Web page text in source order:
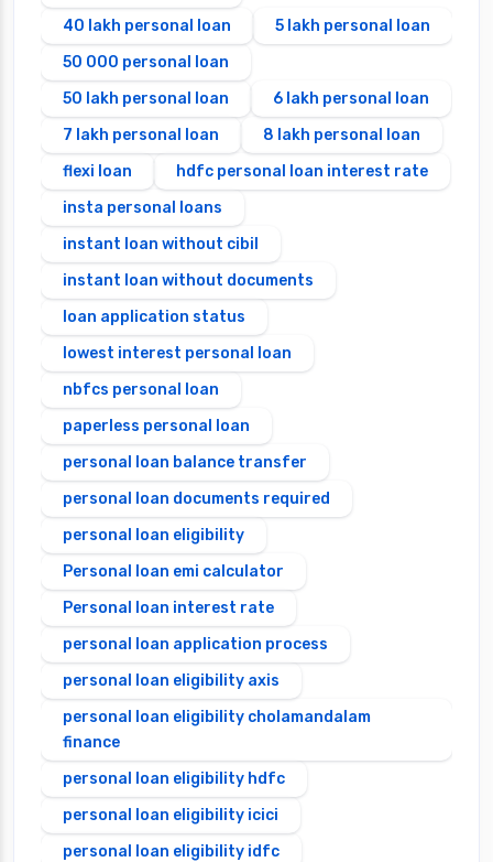
40 lakh personal loan
5 lakh personal loan
50 000 personal loan
50 lakh personal loan
6 lakh personal loan
7 lakh personal loan
8 lakh personal loan
flexi loan
hdfc personal loan interest rate
insta personal loans
instant loan without cibil
instant loan without documents
loan application status
lowest interest personal loan
nbfcs personal loan
paperless personal loan
personal loan balance transfer
personal loan documents required
personal loan eligibility
Personal loan emi calculator
Personal loan interest rate
personal loan application process
personal loan eligibility axis
personal loan eligibility cholamandalam
finance
personal loan eligibility hdfc
personal loan eligibility icici
personal loan eligibility idfc